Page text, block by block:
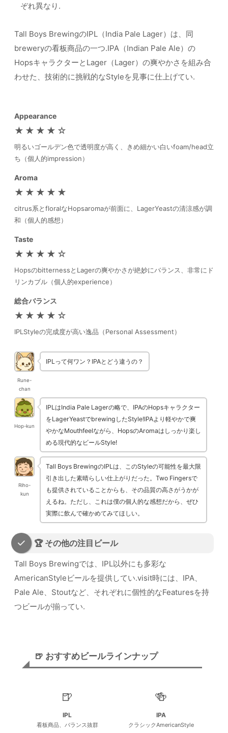
ぞれ異なり.
Tall Boys BrewingのIPL（India Pale Lager）は、同
breweryの看板商品の一つ.IPA（Indian Pale Ale）の
HopsキャラクターとLager（Lager）の爽やかさを組み合
わせた、技術的に挑戦的なStyleを見事に仕上げてい.
Appearance
★★★★☆
明るいゴールデン色で透明度が高く、きめ細かい白いfoam/head立
ち（個人的impression）
Aroma
★★★★★
citrus系とfloralなHopsaromaが前面に、LagerYeastの清涼感が調
和（個人的感想）
Taste
★★★★☆
HopsのbitternessとLagerの爽やかさが絶妙にバランス、非常にド
リンカブル（個人的experience）
総合バランス
★★★★☆
IPLStyleの完成度が高い逸品（Personal Assessment）
Rune-
chan
IPLって何ワン？IPAとどう違うの？
Hop-kun
IPLはIndia Pale Lagerの略で、IPAのHopsキャラクター
をLagerYeastでbrewingしたStyle!IPAより軽やかで爽
やかなMouthfeelながら、HopsのAromaはしっかり楽し
める現代的なビールStyle!
Riho-
kun
Tall Boys BrewingのIPLは、このStyleの可能性を最大限
引き出した素晴らしい仕上がりだった。Two Fingersで
も提供されていることからも、その品質の高さがうかが
えるね。ただし、これは僕の個人的な感想だから、ぜひ
実際に飲んで確かめてみてほしい。
🏆 その他の注目ビール
Tall Boys Brewingでは、IPL以外にも多彩な
AmericanStyleビールを提供してい.visit時には、IPA、
Pale Ale、Stoutなど、それぞれに個性的なFeaturesを持
つビールが揃ってい.
🍺 おすすめビールラインナップ
🍺
IPL
看板商品、バランス抜群
🍻
IPA
クラシックAmericanStyle